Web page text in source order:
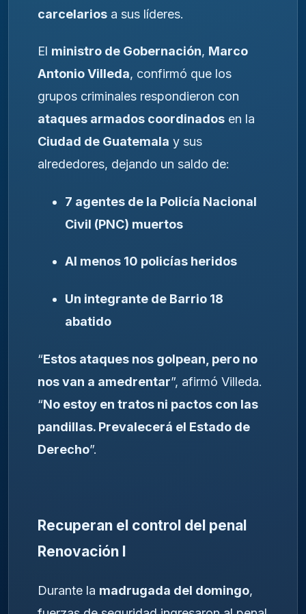
carcelarios a sus líderes.
El ministro de Gobernación, Marco
Antonio Villeda, confirmó que los
grupos criminales respondieron con
ataques armados coordinados en la
Ciudad de Guatemala y sus
alrededores, dejando un saldo de:
7 agentes de la Policía Nacional
Civil (PNC) muertos
Al menos 10 policías heridos
Un integrante de Barrio 18
abatido
“Estos ataques nos golpean, pero no
nos van a amedrentar”, afirmó Villeda.
“No estoy en tratos ni pactos con las
pandillas. Prevalecerá el Estado de
Derecho”.
Recuperan el control del penal
Renovación I
Durante la madrugada del domingo,